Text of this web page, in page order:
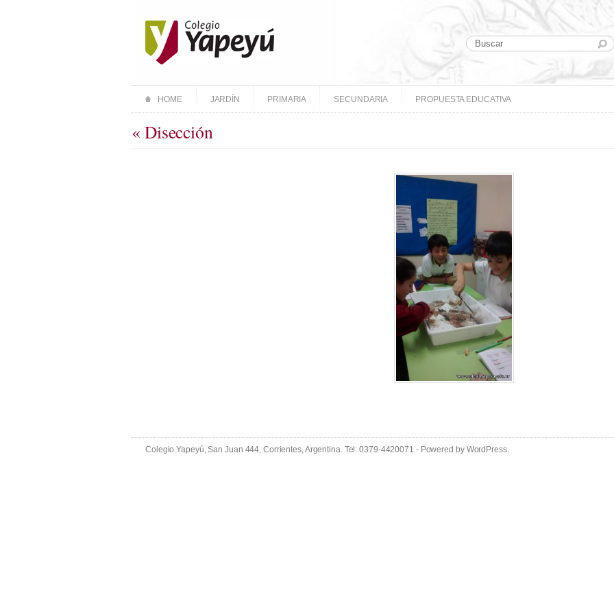
HOME JARDÍN PRIMARIA SECUNDARIA PROPUESTA EDUCATIVA
« Disección
Colegio Yapeyú, San Juan 444, Corrientes, Argentina. Tel: 0379-4420071 - Powered by WordPress.